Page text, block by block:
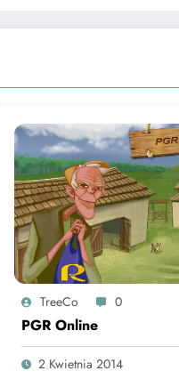
TreeCo 0
PGR Online
2 Kwietnia 2014